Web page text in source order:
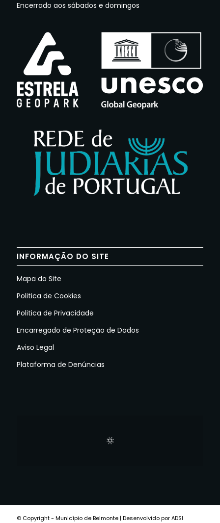
Encerrado aos sábados e domingos
INFORMAÇÃO DO SITE
Mapa do Site
Politica de Cookies
Politica de Privacidade
Encarregado de Proteção de Dados
Aviso Legal
Plataforma de Denúncias
© Copyright - Município de Belmonte | Desenvolvido por ADSI